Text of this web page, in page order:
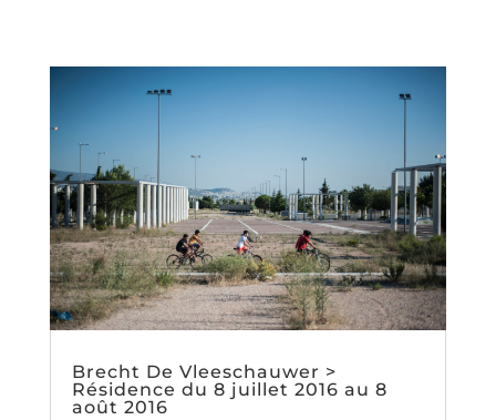
Brecht De Vleeschauwer >
Résidence du 8 juillet 2016 au 8
août 2016